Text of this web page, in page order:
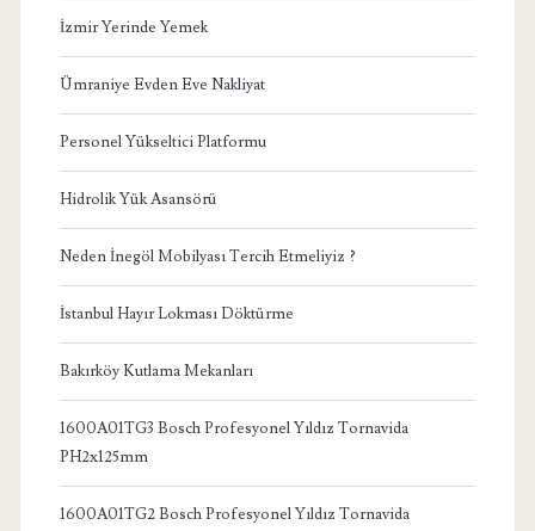
İzmir Yerinde Yemek
Ümraniye Evden Eve Nakliyat
Personel Yükseltici Platformu
Hidrolik Yük Asansörü
Neden İnegöl Mobilyası Tercih Etmeliyiz ?
İstanbul Hayır Lokması Döktürme
Bakırköy Kutlama Mekanları
1600A01TG3 Bosch Profesyonel Yıldız Tornavida
PH2x125mm
1600A01TG2 Bosch Profesyonel Yıldız Tornavida